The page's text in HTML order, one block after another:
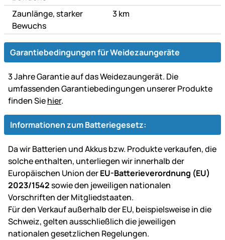
Zaunlänge, starker
Bewuchs
3 km
Garantiebedingungen für Weidezaungeräte
3 Jahre Garantie auf das Weidezaungerät. Die
umfassenden Garantiebedingungen unserer Produkte
finden Siehier.
Informationen zum Batteriegesetz:
Da wir Batterien und Akkus bzw. Produkte verkaufen, die
solche enthalten, unterliegen wir innerhalb der
Europäischen Union derEU-Batterieverordnung (EU)
2023/1542sowie den jeweiligen nationalen
Vorschriften der Mitgliedstaaten.
Für den Verkauf außerhalb der EU, beispielsweise in die
Schweiz, gelten ausschließlich die jeweiligen
nationalen gesetzlichen Regelungen.